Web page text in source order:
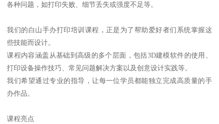
各种问题，如打印失败、细节丢失或强度不足等。
我们的白山手办打印培训课程，正是为了帮助爱好者们系统掌握这
些技能而设计。
课程内容涵盖从基础到高级的多个层面，包括3D建模软件的使用、
打印设备操作技巧、常见问题解决方案以及创意设计实践等。
我们希望通过专业的指导，让每一位学员都能独立完成高质量的手
办作品。
课程亮点